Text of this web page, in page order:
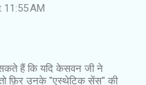
AM
हैं कि यदि केसवन जी ने
फ़िर उनके "एस्थेटिक सेंस" की